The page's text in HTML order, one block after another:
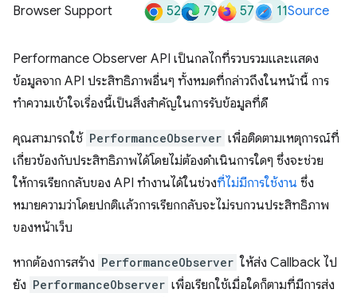
Browser Support 52 79 57 11Source
Performance Observer API เป็นกลไกที่รวบรวมและแสดง
ข้อมูลจาก API ประสิทธิภาพอื่นๆ ทั้งหมดที่กล่าวถึงในหน้านี้ การ
ทำความเข้าใจเรื่องนี้เป็นสิ่งสำคัญในการรับข้อมูลที่ดี
คุณสามารถใช้ PerformanceObserver เพื่อติดตามเหตุการณ์ที่
เกี่ยวข้องกับประสิทธิภาพได้โดยไม่ต้องดำเนินการใดๆ ซึ่งจะช่วย
ให้การเรียกกลับของ API ทำงานได้ในช่วงที่ไม่มีการใช้งาน ซึ่ง
หมายความว่าโดยปกติแล้วการเรียกกลับจะไม่รบกวนประสิทธิภาพ
ของหน้าเว็บ
หากต้องการสร้าง PerformanceObserver ให้ส่ง Callback ไป
ยัง PerformanceObserver เพื่อเรียกใช้เมื่อใดก็ตามที่มีการส่ง